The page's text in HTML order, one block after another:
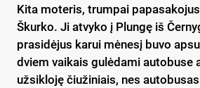
Kita moteris, trumpai
Škurko. Ji atvyko į Plungę iš
prasidėjus karui mėnesį buvo
dviem vaikais gulėdami autobuse
užsikloję čiužiniais, nes